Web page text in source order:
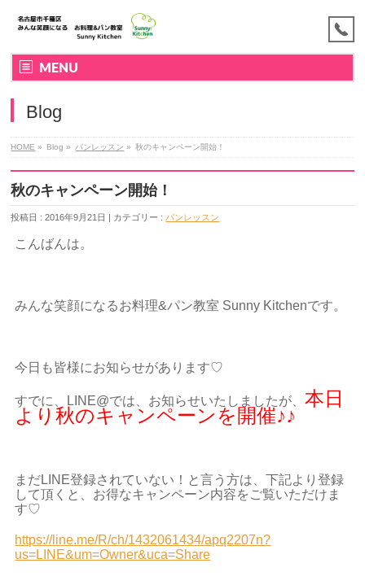
MENU
Blog
HOME » Blog » パンレッスン » 秋のキャンペーン開始！
秋のキャンペーン開始！
投稿日 : 2016年9月21日 | カテゴリー : パンレッスン
こんばんは。
みんな笑顔になるお料理&パン教室 Sunny Kitchenです。
今日も皆様にお知らせがあります♡
すでに、LINE@では、お知らせいたしましたが、本日
より秋のキャンペーンを開催♪♪
まだLINE登録されていない！と言う方は、下記より登録
して頂くと、お得なキャンペーン内容をご覧いただけま
す♡
https://line.me/R/ch/1432061434/apq2207n?
us=LINE&um=Owner&uca=Share